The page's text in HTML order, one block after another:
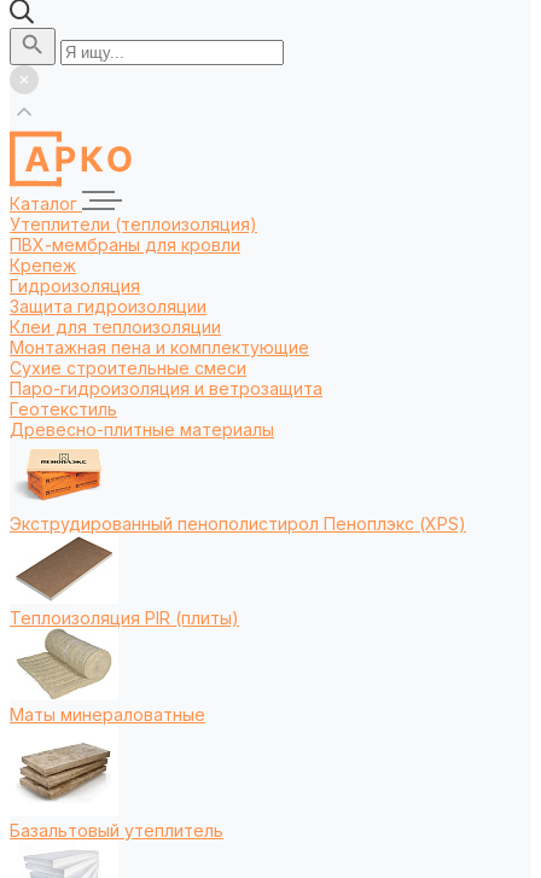
Каталог
Утеплители (теплоизоляция)
ПВХ-мембраны для кровли
Крепеж
Гидроизоляция
Защита гидроизоляции
Клеи для теплоизоляции
Монтажная пена и комплектующие
Сухие строительные смеси
Паро-гидроизоляция и ветрозащита
Геотекстиль
Древесно-плитные материалы
Экструдированный пенополистирол Пеноплэкс (XPS)
Теплоизоляция PIR (плиты)
Маты минераловатные
Базальтовый утеплитель